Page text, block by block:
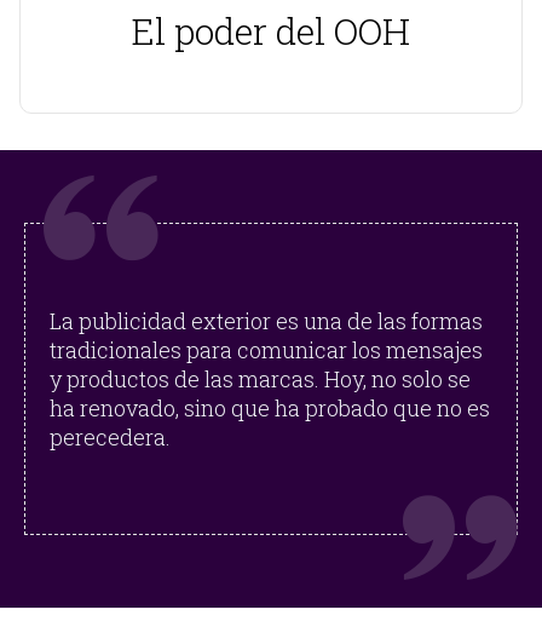
El poder del OOH
La publicidad exterior es una de las formas
tradicionales para comunicar los mensajes
y productos de las marcas. Hoy, no solo se
ha renovado, sino que ha probado que no es
perecedera.